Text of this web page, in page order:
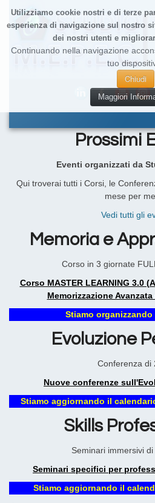
Utilizziamo cookie nostri e di terze
esperienza di navigazione sul nostro
dei nostri utenti e
Continuando nella navigazione
tuo
Chiudi
Maggiori
Prossimi
Eventi organizzati da
Qui troverai tutti i Corsi, le
mese per
Vedi tutti gli
Memoria e
Corso in 3 giornate
Corso MASTER LEARNING 3.0
Memorizzazione
Stiamo
Evoluzione
Conferenza di
Nuove conferenze
Stiamo aggiornando il
Skills
Seminari immersivi
Seminari specifici per
Stiamo aggiornando il